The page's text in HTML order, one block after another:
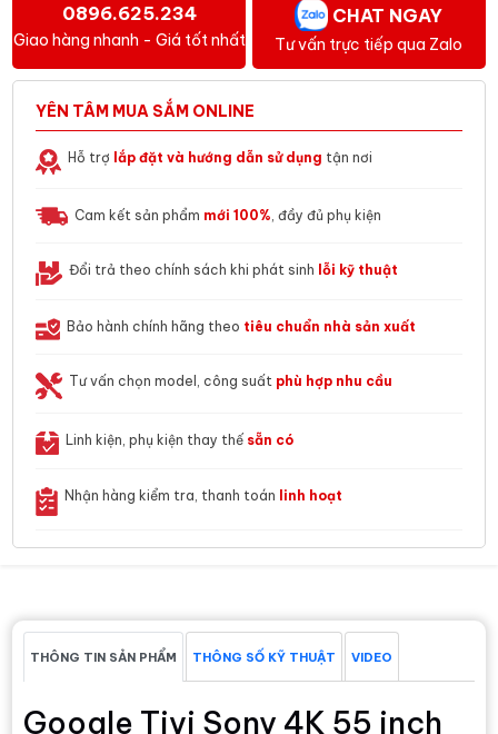
0896.625.234
Giao hàng nhanh - Giá tốt nhất
CHAT NGAY
Tư vấn trực tiếp qua Zalo
YÊN TÂM MUA SẮM ONLINE
Hỗ trợ lắp đặt và hướng dẫn sử dụng tận nơi
Cam kết sản phẩm mới 100% , đầy đủ phụ kiện
Đổi trả theo chính sách khi phát sinh lỗi kỹ thuật
Bảo hành chính hãng theo tiêu chuẩn nhà sản xuất
Tư vấn chọn model, công suất phù hợp nhu cầu
Linh kiện, phụ kiện thay thế sẵn có
Nhận hàng kiểm tra, thanh toán linh hoạt
THÔNG TIN SẢN PHẨM THÔNG SỐ KỸ THUẬT VIDEO
Google Tivi Sony 4K 55 inch